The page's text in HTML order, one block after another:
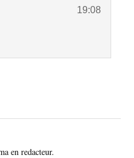
19:08
en redacteur.